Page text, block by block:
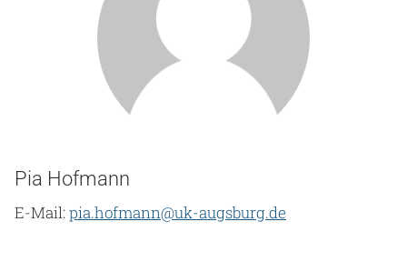
Pia Hofmann
E-Mail:pia.hofmann@uk-augsburg.de